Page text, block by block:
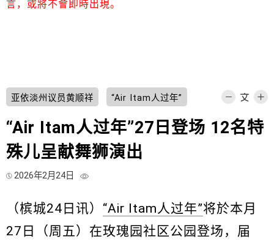
言，或將不會即時出現。
亚依淡州议员黄顺祥 “Air Itam人过年”
“Air Itam人过年”27日登场 12名特
殊儿呈献舞狮演出
2026年2月24日
（槟城24日讯） “Air Itam人过年”将於本月
27日（周五）在玫瑰园社区公园登场，届